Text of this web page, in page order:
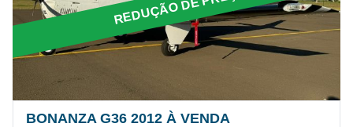
BONANZA G36 2012 À VENDA